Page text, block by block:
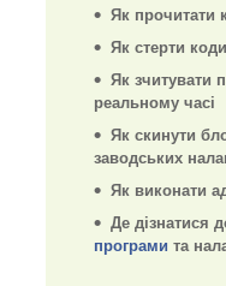
Як прочитати
Як стерти
Як зчитувати
реальному часі
Як скинути
заводських
Як виконати
Де дізнатися
програми та